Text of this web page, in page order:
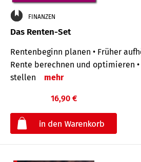
FINANZEN
Das Renten-Set
Rentenbeginn planen • Früher
Rente berechnen und optimieren
stellen
mehr
16,90 €